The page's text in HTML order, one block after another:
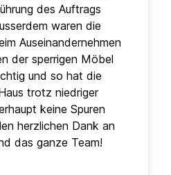
des Auftrags
waren die
Auseinandernehmen
der sperrigen Möbel
und so hat die
trotz niedriger
keine Spuren
herzlichen Dank an
das ganze Team!